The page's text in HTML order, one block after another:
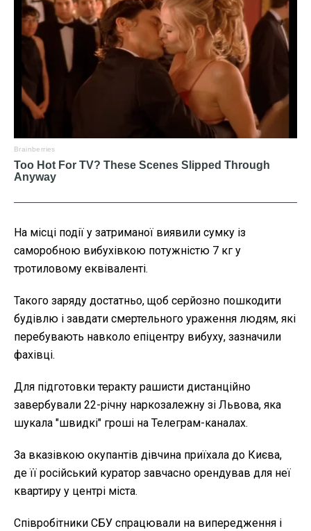
На місці події у затриманої виявили сумку із
саморобною вибухівкою потужністю 7 кг у
тротиловому еквіваленті.
Такого заряду достатньо, щоб серйозно пошкодити
будівлю і завдати смертельного ураження людям, які
перебувають навколо епіцентру вибуху, зазначили
фахівці.
Для підготовки теракту рашисти дистанційно
завербували 22-річну наркозалежну зі Львова, яка
шукала "швидкі" гроші на Телеграм-каналах.
За вказівкою окупантів дівчина приїхала до Києва,
де її російський куратор завчасно орендував для неї
квартиру у центрі міста.
Співробітники СБУ спрацювали на випередження і